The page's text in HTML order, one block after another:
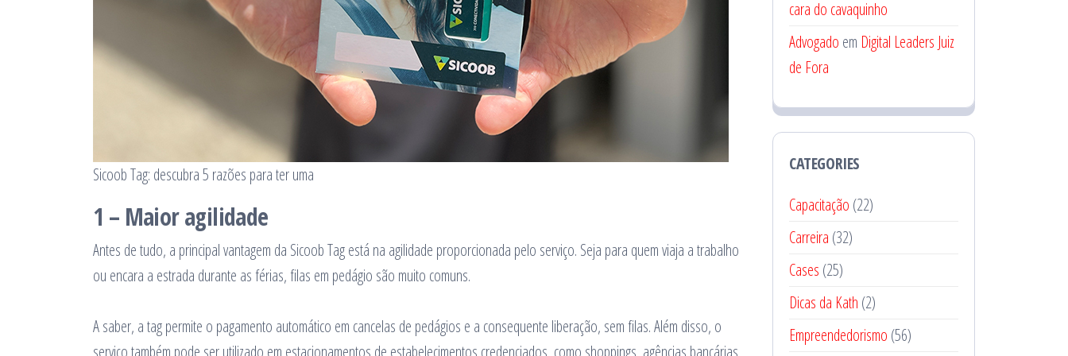
Sicoob Tag: descubra 5 razões para ter uma
1 – Maior agilidade
Antes de tudo, a principal vantagem da Sicoob Tag está na agilidade proporcionada pelo serviço. Seja para quem viaja a trabalho
ou encara a estrada durante as férias, filas em pedágio são muito comuns.
A saber, a tag permite o pagamento automático em cancelas de pedágios e a consequente liberação, sem filas. Além disso, o
cara do cavaquinho
Advogado em Digital Leaders Juiz
de Fora
CATEGORIES
Capacitação (22)
Carreira (32)
Cases (25)
Dicas da Kath (2)
Empreendedorismo (56)